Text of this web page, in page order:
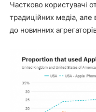
Частково користувачі
традиційних медіа, але
до новинних